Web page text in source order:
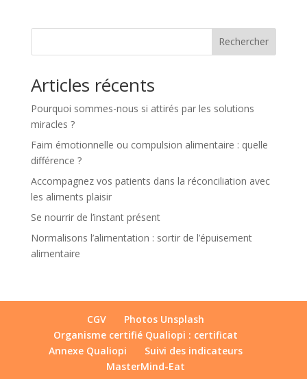
Rechercher
Articles récents
Pourquoi sommes-nous si attirés par les solutions
miracles ?
Faim émotionnelle ou compulsion alimentaire : quelle
différence ?
Accompagnez vos patients dans la réconciliation avec
les aliments plaisir
Se nourrir de l’instant présent
Normalisons l’alimentation : sortir de l’épuisement
alimentaire
CGV
Photos Unsplash
Organisme certifié Qualiopi : certificat
Annexe Qualiopi
Suivi des indicateurs
MasterMind-Eat